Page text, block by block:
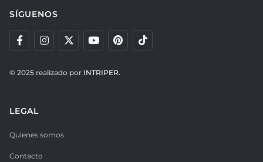
SÍGUENOS
© 2025 realizado por INTRIPER.
LEGAL
Quienes somos
Contacto